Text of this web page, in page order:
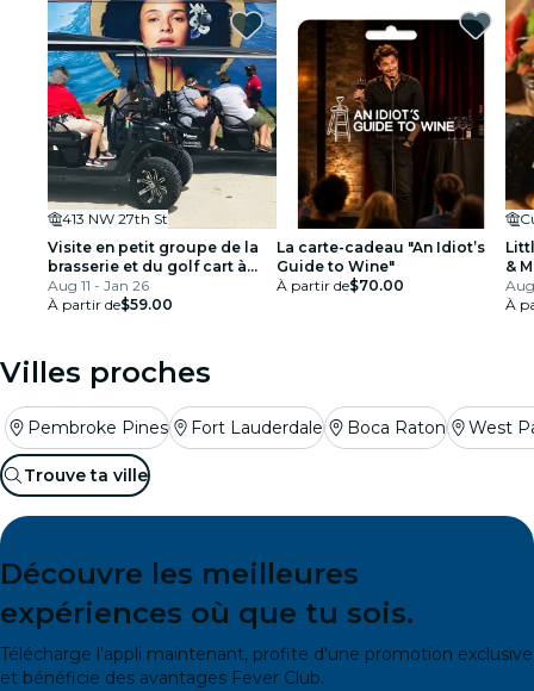
413 NW 27th St
Visite en petit groupe de la
brasserie et du golf cart à
Wynwood avec un guide
local
Aug 11 - Jan 26
À partir de$59.00
La carte-cadeau "An Idiot’s
Guide to Wine"
À partir de$70.00
&
À
Villes proches
Pembroke Pines Fort Lauderdale Boca Raton West
Trouve ta ville
Découvre les meilleures
expériences où que tu sois.
Télécharge l'appli maintenant, profite d'une promotion exclusive
et bénéficie des avantages Fever Club.